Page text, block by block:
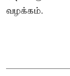
வழக்கம்.